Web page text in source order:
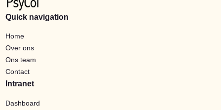
Quick navigation
Home
Over ons
Ons team
Contact
Intranet
Dashboard